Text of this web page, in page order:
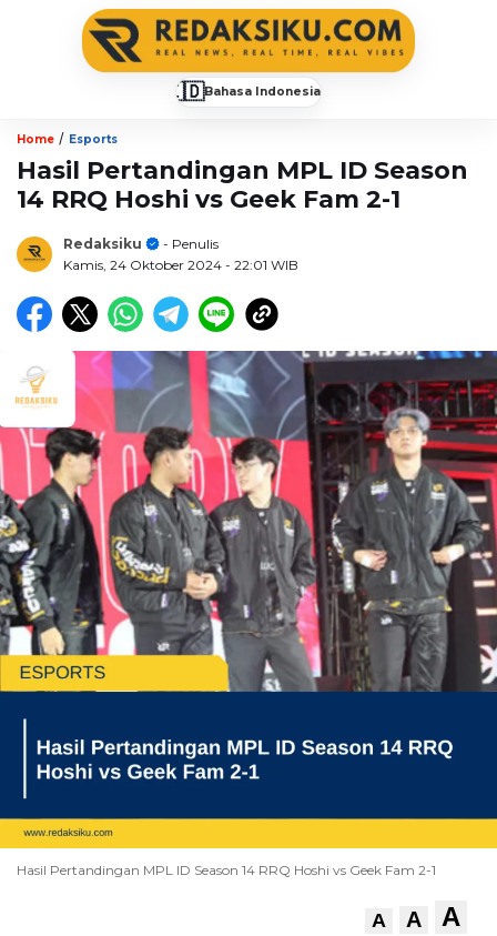
🇮🇩Bahasa Indonesia
Home / Esports
Hasil Pertandingan MPL ID Season
14 RRQ Hoshi vs Geek Fam 2-1
Redaksiku
- Penulis
Kamis, 24 Oktober 2024 - 22:01 WIB
Hasil Pertandingan MPL ID Season 14 RRQ Hoshi vs Geek Fam 2-1
A A A